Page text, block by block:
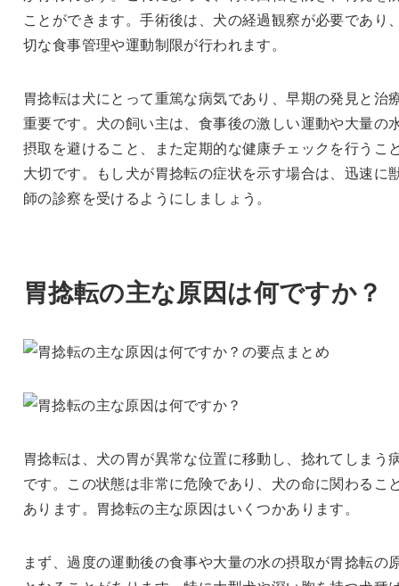
ことができます。手術後は、犬の経過観察が必要であり
切な食事管理や運動制限が行われます。
胃捻転は犬にとって重篤な病気であり、早期の発見と治
重要です。犬の飼い主は、食事後の激しい運動や大量の
摂取を避けること、また定期的な健康チェックを行うこ
大切です。もし犬が胃捻転の症状を示す場合は、迅速に
師の診察を受けるようにしましょう。
胃捻転の主な原因は何ですか？
胃捻転は、犬の胃が異常な位置に移動し、捻れてしまう
です。この状態は非常に危険であり、犬の命に関わるこ
あります。胃捻転の主な原因はいくつかあります。
まず、過度の運動後の食事や大量の水の摂取が胃捻転の